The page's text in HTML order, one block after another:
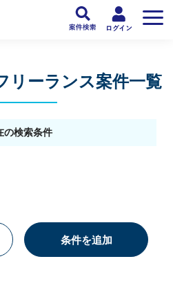
リーランス案件一覧
の検索条件
条件を追加